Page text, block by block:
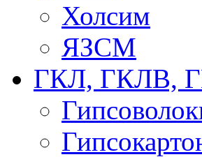
Холсим
ЯЗCМ
ГКЛ, ГКЛВ,